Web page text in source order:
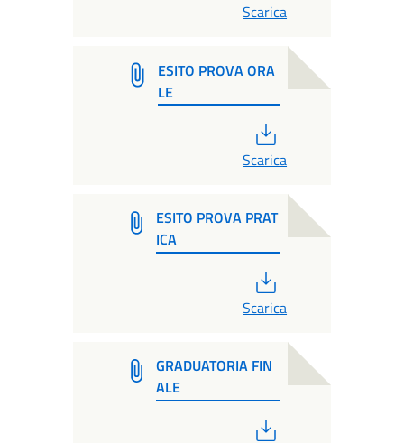
Scarica
ESITO PROVA ORA
LE
Scarica
ESITO PROVA PRAT
ICA
Scarica
GRADUATORIA FIN
ALE